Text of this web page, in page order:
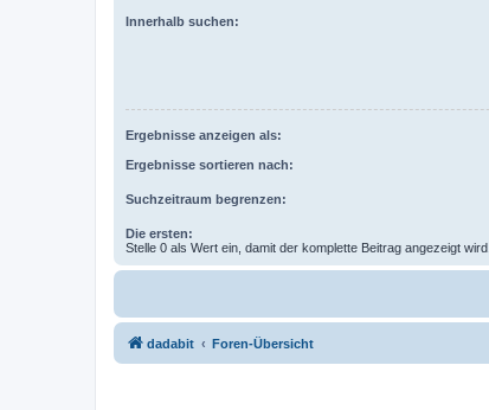
Innerhalb suchen:
Ergebnisse anzeigen als:
Ergebnisse sortieren nach:
Suchzeitraum begrenzen:
Die ersten:
Stelle 0 als Wert ein, damit der komplette Beitrag angezeigt wird.
dadabit Foren-Übersicht